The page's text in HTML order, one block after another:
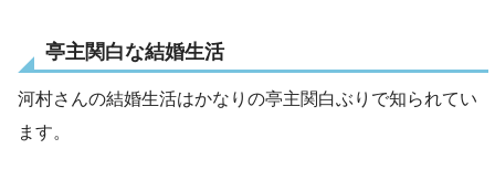
亭主関白な結婚生活
河村さんの結婚生活はかなりの亭主関白ぶりで知られてい
ます。